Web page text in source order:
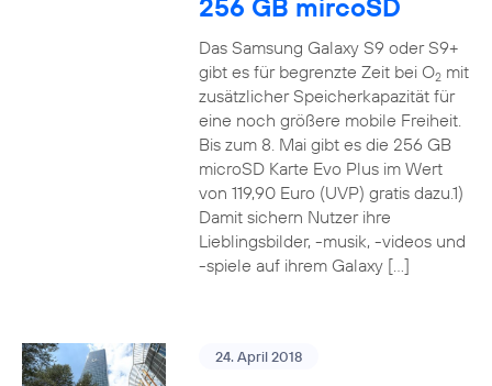
256 GB mircoSD
Das Samsung Galaxy S9 oder S9+
gibt es für begrenzte Zeit bei O2mit
zusätzlicher Speicherkapazität für
eine noch größere mobile Freiheit.
Bis zum 8. Mai gibt es die 256 GB
microSD Karte Evo Plus im Wert
von 119,90 Euro (UVP) gratis dazu.1)
Damit sichern Nutzer ihre
Lieblingsbilder, -musik, -videos und
-spiele auf ihrem Galaxy […]
24. April 2018